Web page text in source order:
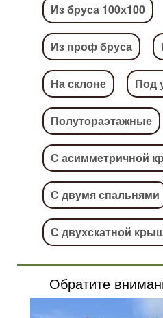
Из бруса 100х100
Из проф бруса
На склоне Под
Полутораэтажные
С асимметричной
С двумя спальнями
С двухскатной
Обратите